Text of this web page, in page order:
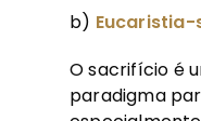
b)
O sacrifício é
paradigma